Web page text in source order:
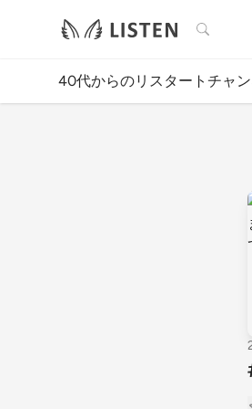
検索
40代からのリスタートチャ